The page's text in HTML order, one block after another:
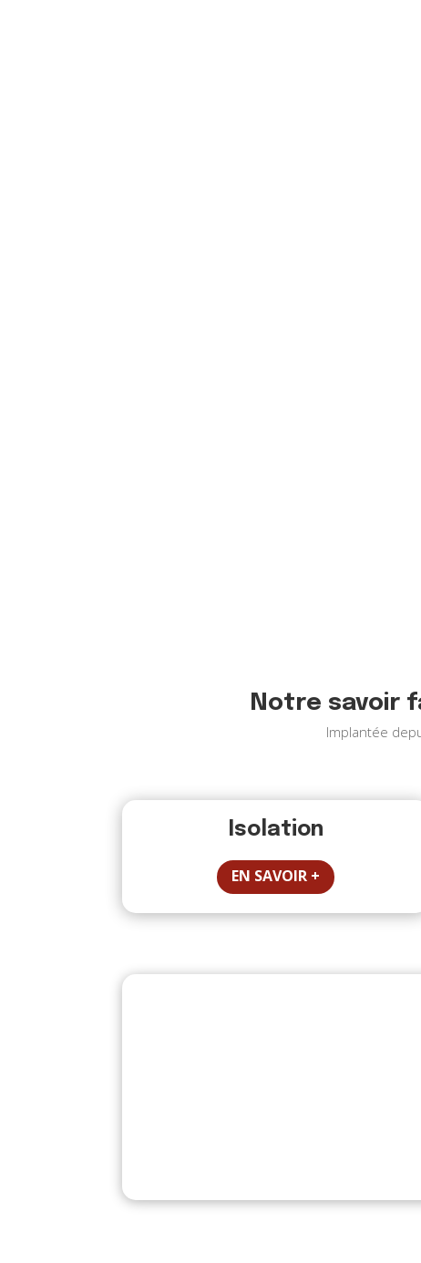
Notre savoir
Implantée
Isolation
EN SAVOIR +